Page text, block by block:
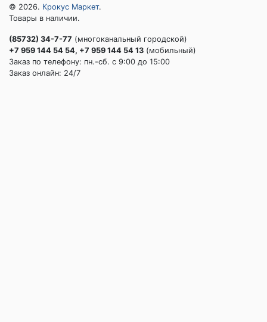
© 2026. Крокус Маркет.
Товары в наличии.
(85732) 34-7-77 (многоканальный городской)
+7 959 144 54 54, +7 959 144 54 13 (мобильный)
Заказ по телефону: пн.-сб. c 9:00 до 15:00
Заказ онлайн: 24/7